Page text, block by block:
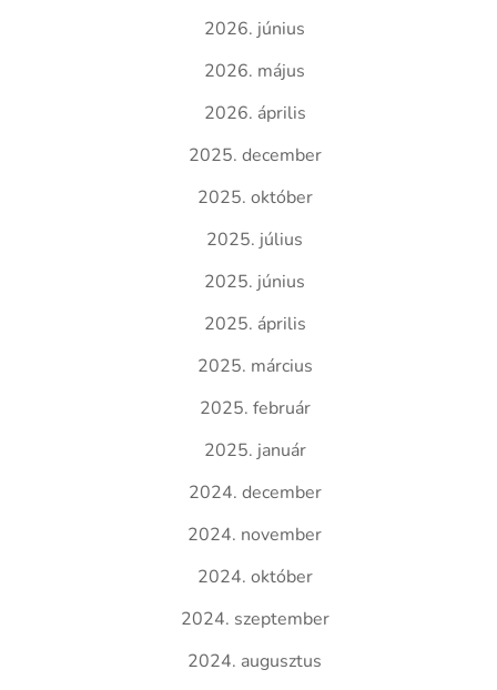
2026. június
2026. május
2026. április
2025. december
2025. október
2025. július
2025. június
2025. április
2025. március
2025. február
2025. január
2024. december
2024. november
2024. október
2024. szeptember
2024. augusztus